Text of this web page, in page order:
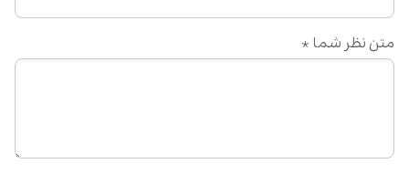
متن نظر شما *